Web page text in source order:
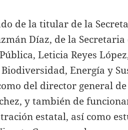
de la titular de la
Díaz, de la
Leticia Reyes
Energía y
del director general
y también de
estatal, así como